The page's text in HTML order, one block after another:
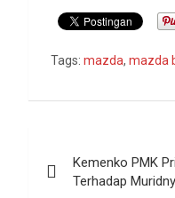
Tags: mazda, mazda
pos
Kemenko PMK
Terhadap